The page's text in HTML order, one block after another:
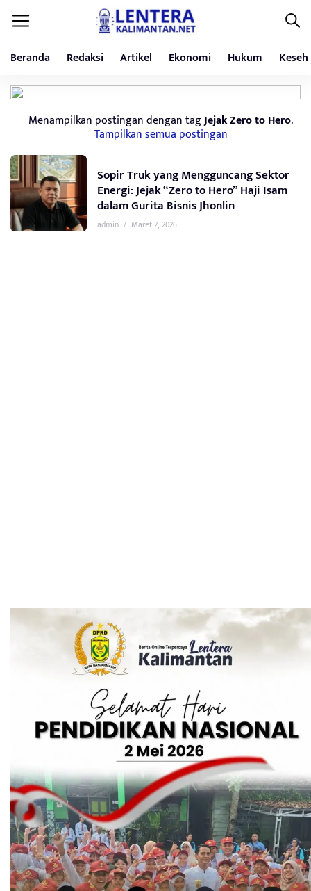
Beranda Redaksi Artikel Ekonomi Hukum
Menampilkan postingan dengan tagJejak Zero to Hero.
Tampilkan semua postingan
Sopir Truk yang Mengguncang Sektor
Energi: Jejak “Zero to Hero” Haji Isam
dalam Gurita Bisnis Jhonlin
admin / Maret 2, 2026